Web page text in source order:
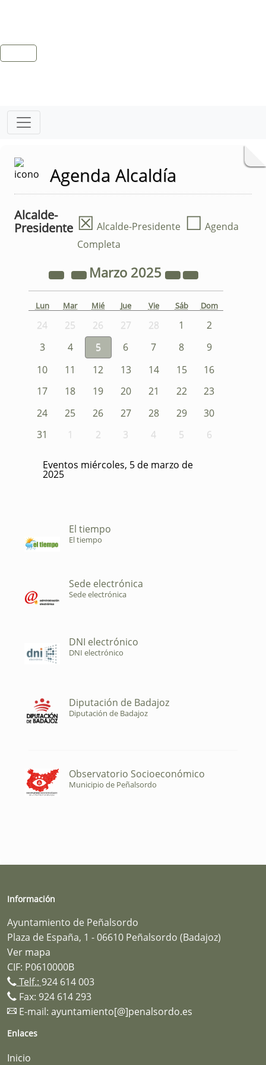
Agenda Alcaldía
Alcalde-
Presidente ☒ Alcalde-Presidente ☐ Agenda
Completa
Marzo 2025
Lun Mar Mié Jue Vie Sáb Dom
24 25 26 27 28 1
2
3
4 5 6 7 8
9
10
11 12 13 14 15
16
17
18 19 20 21 22
23
24
25 26 27 28 29
30
31
1 2 3 4 5 6
Eventos miércoles, 5 de marzo de
2025
El tiempo
El tiempo
Sede electrónica
Sede electrónica
DNI electrónico
DNI electrónico
Diputación de Badajoz
Diputación de Badajoz
Observatorio Socioeconómico
Municipio de Peñalsordo
Información
Ayuntamiento de Peñalsordo
Plaza de España, 1 - 06610 Peñalsordo (Badajoz)
Ver mapa
CIF: P0610000B
Telf.: 924 614 003
Fax: 924 614 293
E-mail: ayuntamiento[@]penalsordo.es
Enlaces
Inicio